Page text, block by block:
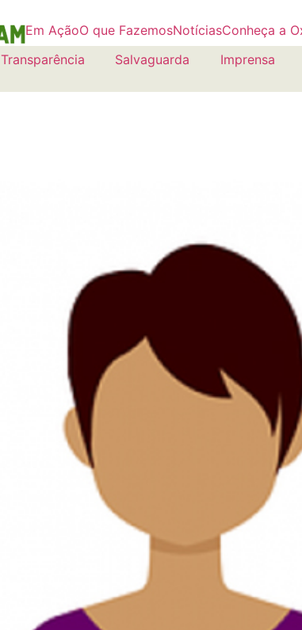
Em AçãoO que FazemosNotíciasConheça a
Transparência Salvaguarda Imprensa